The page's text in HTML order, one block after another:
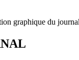
graphique du journal